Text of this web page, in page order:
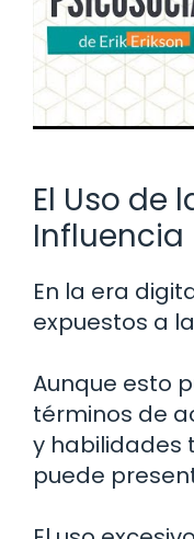
El Uso de
Influencia
En la era
expuestos a
Aunque esto
términos de
y habilidades
puede